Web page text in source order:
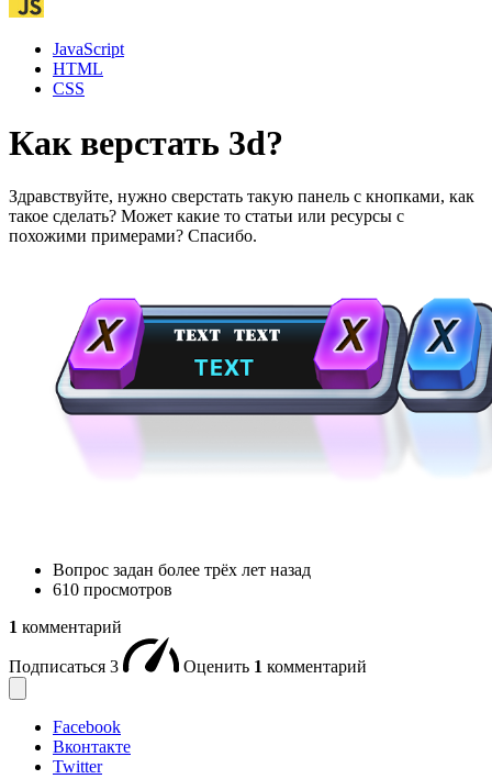
JavaScript
HTML
CSS
Как верстать 3d?
Здравствуйте, нужно сверстать такую панель с кнопками, как
такое сделать? Может какие то статьи или ресурсы с
похожими примерами? Спасибо.
Вопрос задан более трёх лет назад
610 просмотров
1 комментарий
Подписаться 3 Оценить 1 комментарий
Facebook
Вконтакте
Twitter